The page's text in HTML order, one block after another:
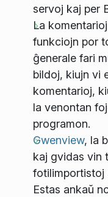
servoj kaj per
La
funkciojn por
ĝenerale fari
bildoj, kiujn vi
komentarioj,
la venontan
programon.
Gwenview, la
kaj gvidas vin
fotilimportistoj
Estas ankaŭ